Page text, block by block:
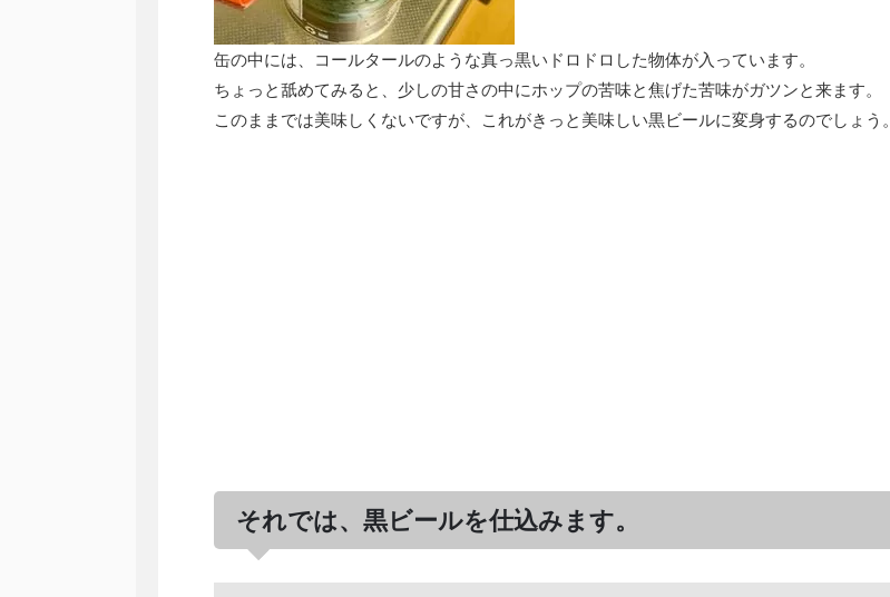
缶の中には、コールタールのような真っ黒いドロドロした物体が入っています。
ちょっと舐めてみると、少しの甘さの中にホップの苦味と焦げた苦味がガツンと来ます。
このままでは美味しくないですが、これがきっと美味しい黒ビールに変身するのでしょう。
それでは、黒ビールを仕込みます。